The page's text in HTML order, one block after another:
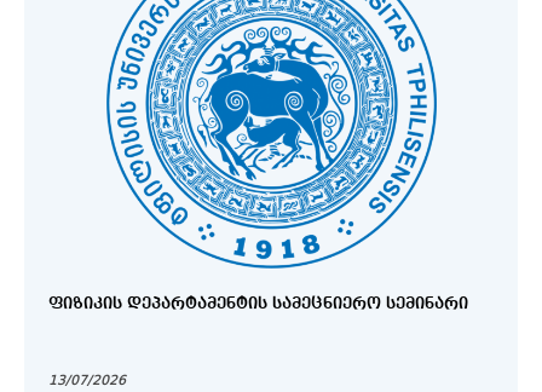
ᲤᲘᲖᲘᲙᲘᲡ ᲓᲔᲞᲐᲠᲢᲐᲛᲔᲜᲢᲘᲡ ᲡᲐᲛᲔᲪᲜᲘᲔᲠᲝ ᲡᲔᲛᲘᲜᲐᲠᲘ
13/07/2026